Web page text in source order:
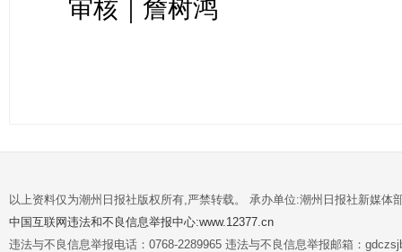
审核｜詹树鸿
以上资料仅为潮州日报社版权所有,严禁转载。 承办单位:潮州日报社新媒体
中国互联网违法和不良信息举报中心:www.12377.cn
违法与不良信息举报电话：0768-2289965 违法与不良信息举报邮箱：